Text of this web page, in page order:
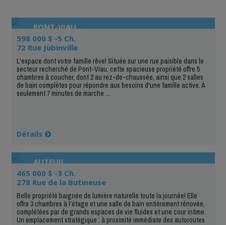
PONT-VIAU
598 000 $ -5 Ch.
72 Rue Jubinville
L'espace dont votre famille rêve! Située sur une rue paisible dans le
secteur recherché de Pont-Viau, cette spacieuse propriété offre 5
chambres à coucher, dont 2 au rez-de-chaussée, ainsi que 2 salles
de bain complètes pour répondre aux besoins d'une famille active. À
seulement 7 minutes de marche ...
Détails
AUTEUIL
465 000 $ -3 Ch.
278 Rue de la Butineuse
Belle propriété baignée de lumière naturelle toute la journée! Elle
offre 3 chambres à l'étage et une salle de bain entièrement rénovée,
complétées par de grands espaces de vie fluides et une cour intime.
Un emplacement stratégique : à proximité immédiate des autoroutes